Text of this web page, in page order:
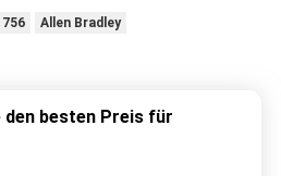
Allen Bradley
den besten Preis für